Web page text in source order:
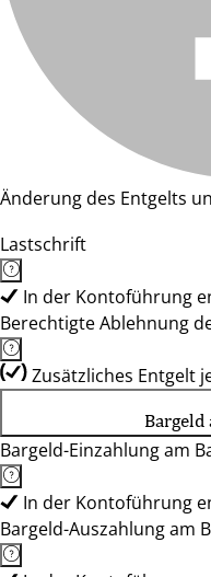
Änderung des Entgelts
Lastschrift
In der Kontoführung
Berechtigte Ablehnung
Zusätzliches Entgelt
Bargeld
Bargeld-Einzahlung am
In der Kontoführung
Bargeld-Auszahlung am